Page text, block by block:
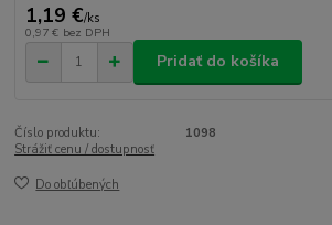
1,19 €/ks
0,97 € bez DPH
Pridať do košíka
Číslo produktu:
1098
Strážiť cenu / dostupnosť
Do obľúbených